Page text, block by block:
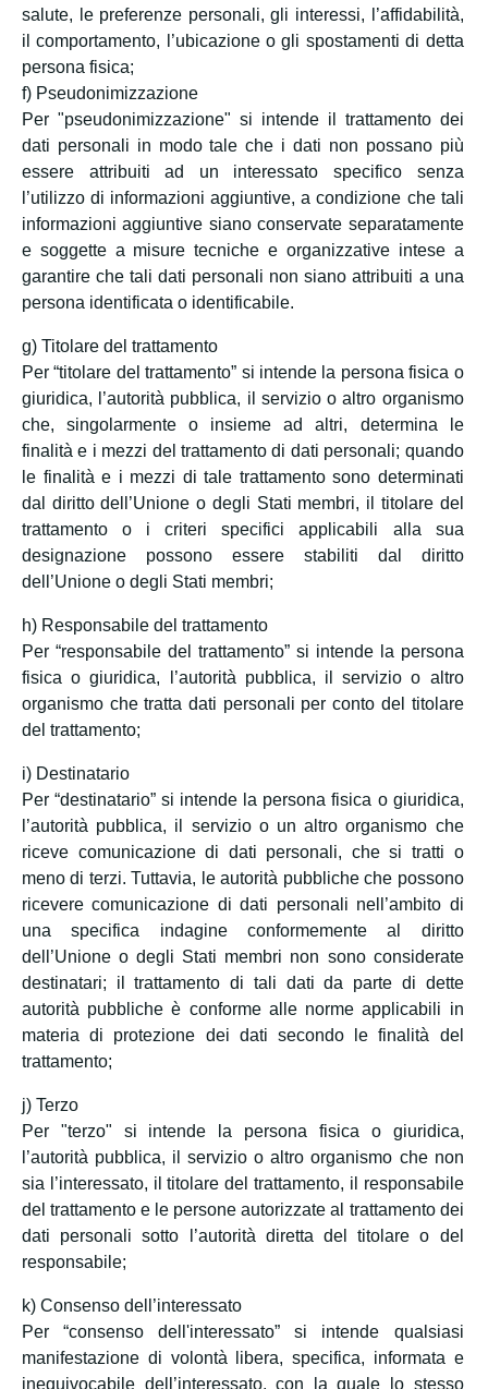
salute, le preferenze personali, gli interessi, l’affidabilità,
il comportamento, l’ubicazione o gli spostamenti di detta
persona fisica;
f) Pseudonimizzazione
Per "pseudonimizzazione" si intende il trattamento dei
dati personali in modo tale che i dati non possano più
essere attribuiti ad un interessato specifico senza
l’utilizzo di informazioni aggiuntive, a condizione che tali
informazioni aggiuntive siano conservate separatamente
e soggette a misure tecniche e organizzative intese a
garantire che tali dati personali non siano attribuiti a una
persona identificata o identificabile.
g) Titolare del trattamento
Per “titolare del trattamento” si intende la persona fisica o
giuridica, l’autorità pubblica, il servizio o altro organismo
che, singolarmente o insieme ad altri, determina le
finalità e i mezzi del trattamento di dati personali; quando
le finalità e i mezzi di tale trattamento sono determinati
dal diritto dell’Unione o degli Stati membri, il titolare del
trattamento o i criteri specifici applicabili alla sua
designazione possono essere stabiliti dal diritto
dell’Unione o degli Stati membri;
h) Responsabile del trattamento
Per “responsabile del trattamento” si intende la persona
fisica o giuridica, l’autorità pubblica, il servizio o altro
organismo che tratta dati personali per conto del titolare
del trattamento;
i) Destinatario
Per “destinatario” si intende la persona fisica o giuridica,
l’autorità pubblica, il servizio o un altro organismo che
riceve comunicazione di dati personali, che si tratti o
meno di terzi. Tuttavia, le autorità pubbliche che possono
ricevere comunicazione di dati personali nell’ambito di
una specifica indagine conformemente al diritto
dell’Unione o degli Stati membri non sono considerate
destinatari; il trattamento di tali dati da parte di dette
autorità pubbliche è conforme alle norme applicabili in
materia di protezione dei dati secondo le finalità del
trattamento;
j) Terzo
Per "terzo" si intende la persona fisica o giuridica,
l’autorità pubblica, il servizio o altro organismo che non
sia l’interessato, il titolare del trattamento, il responsabile
del trattamento e le persone autorizzate al trattamento dei
dati personali sotto l’autorità diretta del titolare o del
responsabile;
k) Consenso dell’interessato
Per “consenso dell'interessato” si intende qualsiasi
manifestazione di volontà libera, specifica, informata e
inequivocabile dell’interessato, con la quale lo stesso